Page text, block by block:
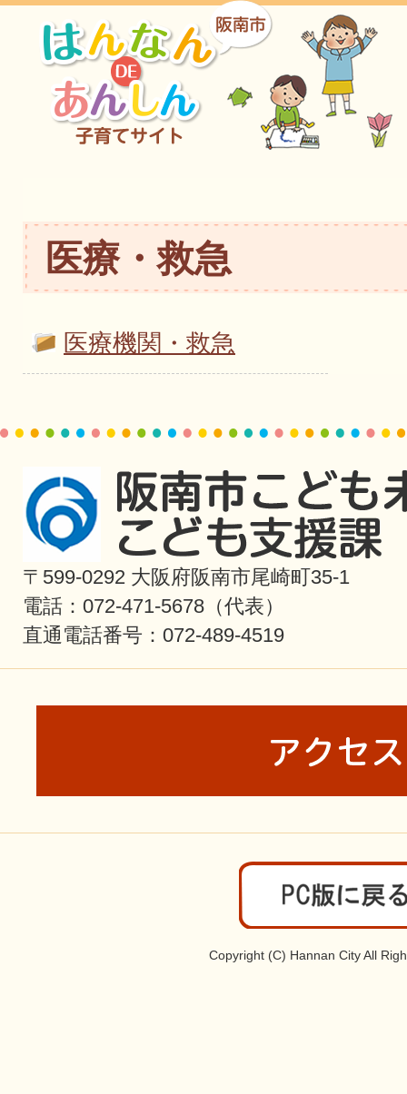
医療・救急
医療機関・救急
〒599-0292 大阪府阪南市尾崎町35-1
電話：072-471-5678（代表）
直通電話番号：072-489-4519
Copyright (C) Hannan City All